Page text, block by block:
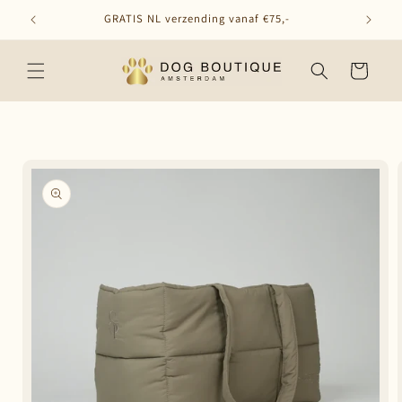
naar de
GRATIS NL verzending vanaf €75,-
Winkelwagen
direct naar